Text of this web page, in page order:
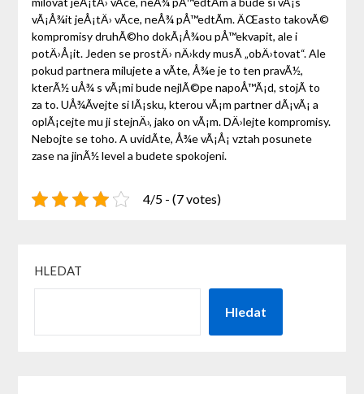
vÃ¡Å¾it jeÅ¡tÄ› vÃ­ce, neÅ¾ pÅ™edtÃ­m. ÄŒasto takovÃ©
kompromisy druhÃ©ho dokÃ¡Å¾ou pÅ™ekvapit, ale i
potÄ›Å¡it. Jeden se prostÄ› nÄ›kdy musÃ­ „obÄ›tovat“. Ale
pokud partnera milujete a vÃ­te, Å¾e je to ten pravÃ½,
kterÃ½ uÅ¾ s vÃ¡mi bude nejlÃ©pe napoÅ™Ã¡d, stojÃ­ to
za to. UÅ¾Ã­vejte si lÃ¡sku, kterou vÃ¡m partner dÃ¡vÃ¡ a
oplÃ¡cejte mu ji stejnÄ›, jako on vÃ¡m. DÄ›lejte kompromisy.
Nebojte se toho. A uvidÃ­te, Å¾e vÃ¡Å¡ vztah posunete
zase na jinÃ½ level a budete spokojeni.
4/5 - (7 votes)
HLEDAT
Hledat